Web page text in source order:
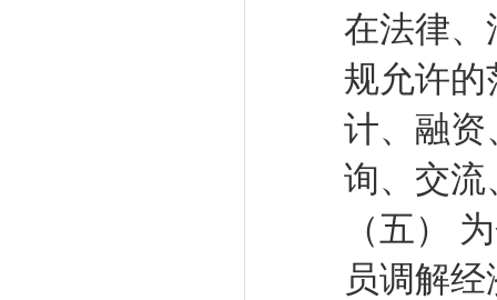
在法律、
规允许的
计、融资
询、交流
（五）
员调解经